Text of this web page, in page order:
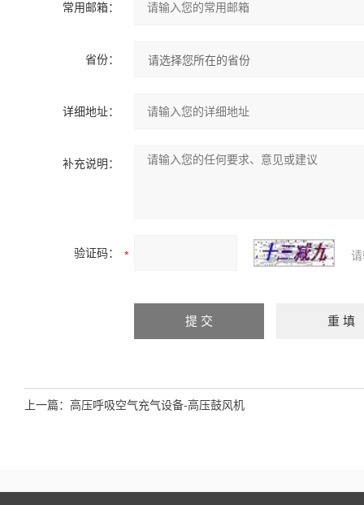
常用邮箱：
省份：
详细地址：
补充说明：
验证码：
上一篇： 高压呼吸空气充气设备-高压鼓风机